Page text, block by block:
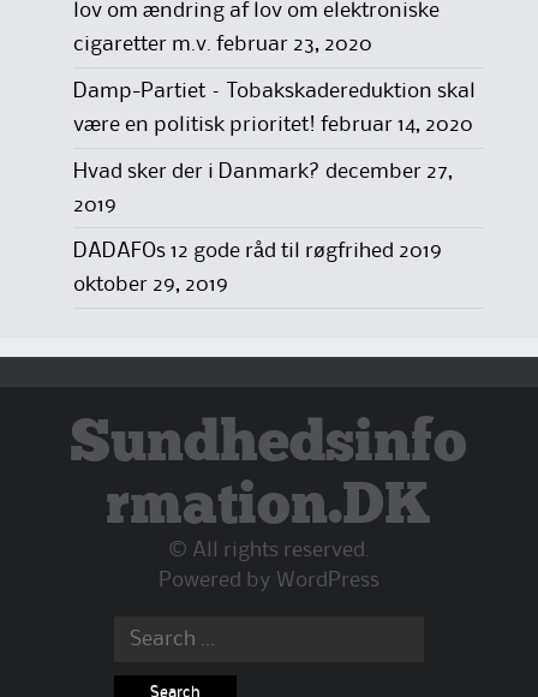
lov om ændring af lov om elektroniske
cigaretter m.v. februar 23, 2020
Damp-Partiet – Tobakskadereduktion skal
være en politisk prioritet! februar 14, 2020
Hvad sker der i Danmark? december 27,
2019
DADAFOs 12 gode råd til røgfrihed 2019
oktober 29, 2019
Sundhedsinfo
rmation.DK
© All rights reserved.
Powered by WordPress
Search